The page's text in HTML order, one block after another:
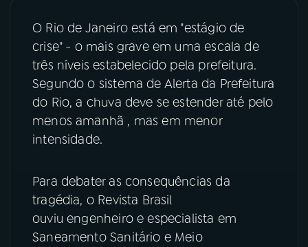
08 FESTIVAL DE MÚSICA
ACOMPANHE A RÁDIO NACIONAL
YouTube Facebook
TikTok
O Rio de Janeiro está em "estágio de
crise" - o mais grave em uma escala de
três níveis estabelecido pela prefeitura.
Segundo o sistema de Alerta da Prefeitura
do Rio, a chuva deve se estender até pelo
menos amanhã , mas em menor
intensidade.
Para debater as consequências da
tragédia, o Revista Brasil
ouviu engenheiro e especialista em
Saneamento Sanitário e Meio